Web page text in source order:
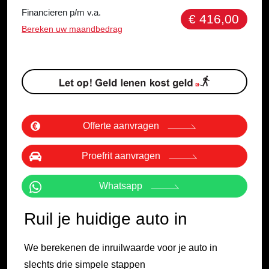
Financieren p/m v.a. € 416,00
Bereken uw maandbedrag
Offerte aanvragen
Proefrit aanvragen
Whatsapp